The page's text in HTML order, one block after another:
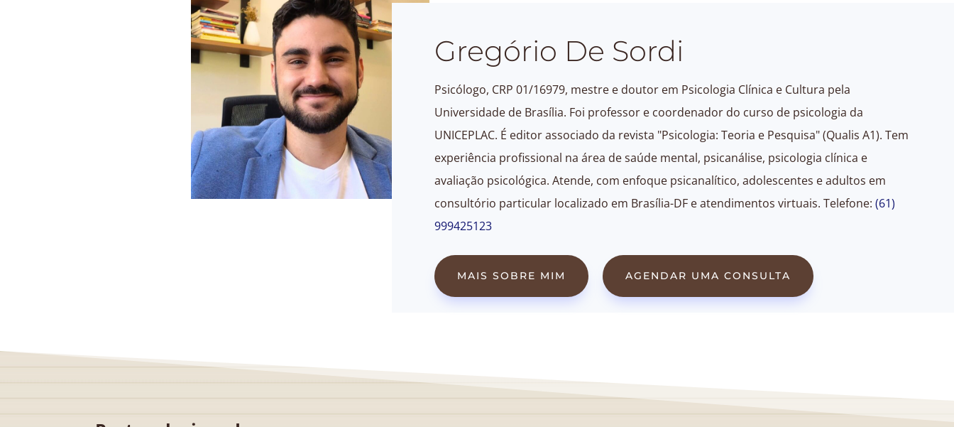
Gregório De Sordi
Psicólogo, CRP 01/16979, mestre e doutor em Psicologia Clínica e Cultura pela
Universidade de Brasília. Foi professor e coordenador do curso de psicologia da
UNICEPLAC. É editor associado da revista "Psicologia: Teoria e Pesquisa" (Qualis A1). Tem
experiência profissional na área de saúde mental, psicanálise, psicologia clínica e
avaliação psicológica. Atende, com enfoque psicanalítico, adolescentes e adultos em
consultório particular localizado em Brasília-DF e atendimentos virtuais. Telefone:(61)
999425123
MAIS SOBRE MIM AGENDAR UMA CONSULTA